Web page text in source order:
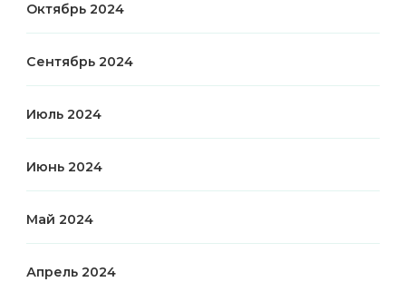
Октябрь 2024
Сентябрь 2024
Июль 2024
Июнь 2024
Май 2024
Апрель 2024